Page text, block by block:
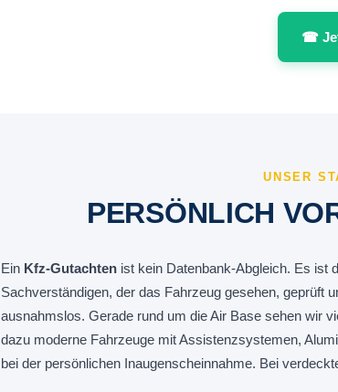
☎
UNSER
PERSÖNLICH
Ein Kfz-Gutachten ist kein Datenbank-Abgleich. Es ist
Sachverständigen, der das Fahrzeug gesehen, geprüft
ausnahmslos. Gerade rund um die Air Base sehen wir
dazu moderne Fahrzeuge mit Assistenzsystemen,
bei der persönlichen Inaugenscheinnahme. Bei